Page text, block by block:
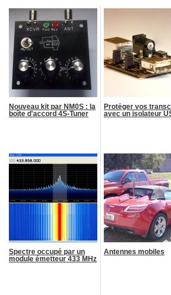
Nouveau kit par NM0S : la
boîte d'accord 4S-Tuner
Protéger vos
avec un isolateur
Spectre occupé par un
module émetteur 433 MHz
Antennes mobiles